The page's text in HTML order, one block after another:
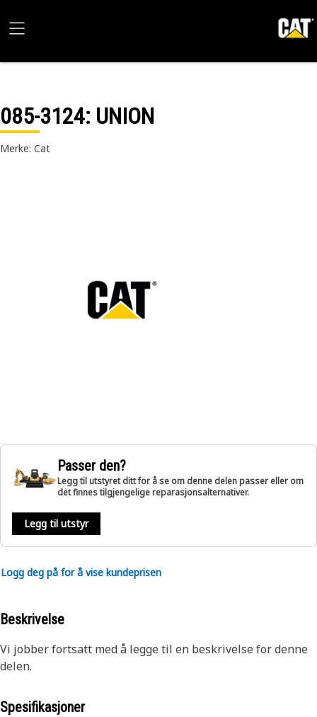
085-3124: UNION
Merke: Cat
Passer den?
Legg til utstyret ditt for å se om denne delen passer eller om
det finnes tilgjengelige reparasjonsalternativer.
Legg til utstyr
Logg deg på for å vise kundeprisen
Beskrivelse
Vi jobber fortsatt med å legge til en beskrivelse for denne
delen.
Spesifikasjoner